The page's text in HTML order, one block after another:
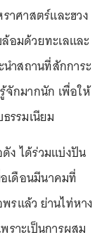
าศาสตร์และฮวง
อมด้วยทะเลและ
ำสถานที่สักการะ
กมากนัก เพื่อให้
รรมเนียม
ง ได้ร่วมแบ่งปัน
เดือนมีนาคมที่
รแล้ว ย่านไท่หาง
ราะเป็นการผสม